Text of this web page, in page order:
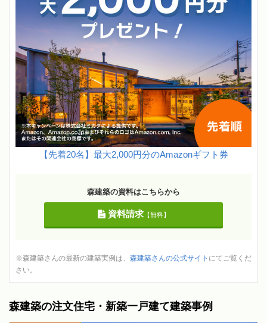
【先着20名】最大2,000円分のAmazonギフト券
森建築の資料はこちらから
資料請求【無料】
※森建築さんの最新の建築実例は、 森建築さんの公式サイト にてご覧くだ
さい。
森建築の注文住宅・新築一戸建て建築事例